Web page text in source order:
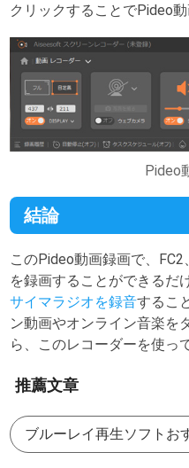
クリックすることでPideo
Pideo
結論
このPideo動画録画で、
を録画することができるだ
サイマラジオを録音するこ
ン動画やオンライン音楽を
ら、このレコーダーを使っ
推薦文章
ブルーレイ再生ソフトお